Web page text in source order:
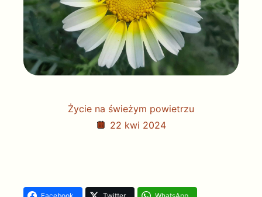
Życie na świeżym powietrzu
22 kwi 2024